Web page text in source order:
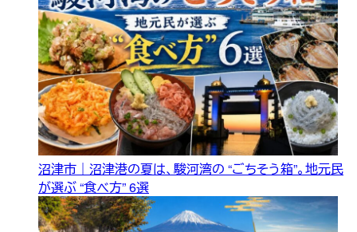
沼津市｜沼津港の夏は、駿河湾の “ごちそう箱”。地元民
が選ぶ “食べ方” 6選